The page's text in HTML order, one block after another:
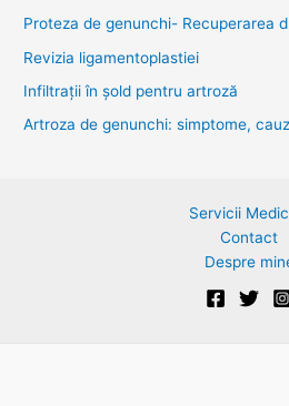
o
r
:
Proteza de genunchi- Recuperarea
Revizia ligamentoplastiei
Infiltrații în șold pentru artroză
Artroza de genunchi: simptome,
Servicii
Contact
Despre